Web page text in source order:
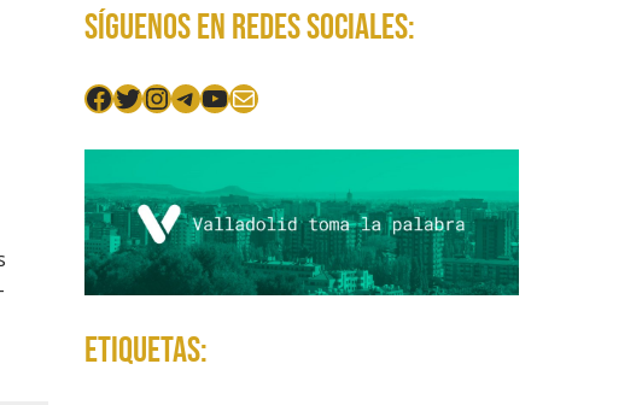
Síguenos en redes sociales:
Facebook
Twitter
Instagram
Telegram
YouTube
Mail
Etiquetas: